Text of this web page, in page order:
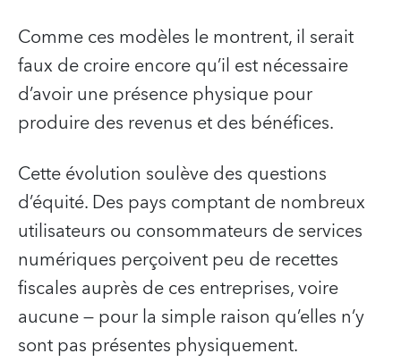
Comme ces modèles le montrent, il serait
faux de croire encore qu’il est nécessaire
d’avoir une présence physique pour
produire des revenus et des bénéfices.
Cette évolution soulève des questions
d’équité. Des pays comptant de nombreux
utilisateurs ou consommateurs de services
numériques perçoivent peu de recettes
fiscales auprès de ces entreprises, voire
aucune — pour la simple raison qu’elles n’y
sont pas présentes physiquement.